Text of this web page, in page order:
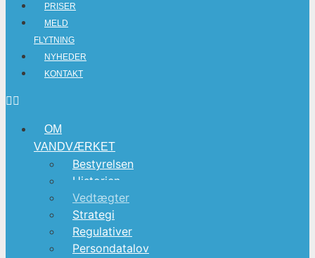
PRISER
MELD
FLYTNING
NYHEDER
KONTAKT
OM
VANDVÆRKET
Bestyrelsen
Historien
Vedtægter
Strategi
Regulativer
Persondatalov